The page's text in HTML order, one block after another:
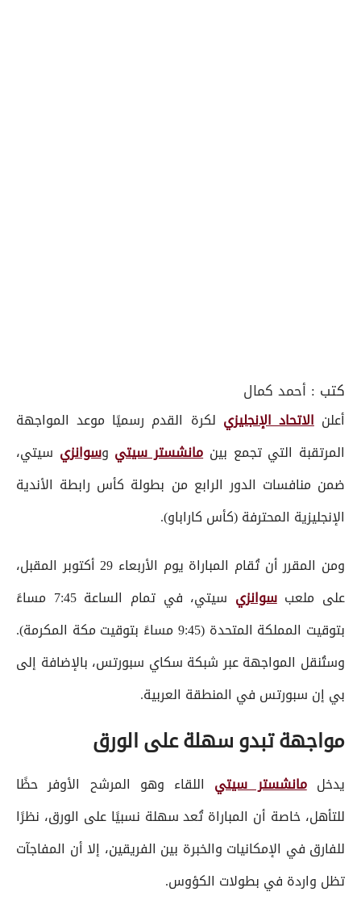
كتب : أحمد كمال
أعلنالاتحاد الإنجليزي لكرة القدم رسميًا موعد المواجهة
المرتقبة التي تجمع بينمانشستر سيتي وسوانزي سيتي،
ضمن منافسات الدور الرابع من بطولة كأس رابطة الأندية
الإنجليزية المحترفة (كأس كاراباو).
ومن المقرر أن تُقام المباراة يوم الأربعاء 29 أكتوبر المقبل،
على ملعبسوانزي
سيتي، في تمام الساعة 7:45 مساءً
بتوقيت المملكة المتحدة (9:45 مساءً بتوقيت مكة المكرمة).
وستُنقل المواجهة عبر شبكة سكاي سبورتس، بالإضافة إلى
بي إن سبورتس في المنطقة العربية.
مواجهة تبدو سهلة على الورق
يدخلمانشستر سيتي اللقاء وهو المرشح الأوفر حظًا
للتأهل، خاصة أن المباراة تُعد سهلة نسبيًا على الورق، نظرًا
للفارق في الإمكانيات والخبرة بين الفريقين، إلا أن المفاجآت
تظل واردة في بطولات الكؤوس.